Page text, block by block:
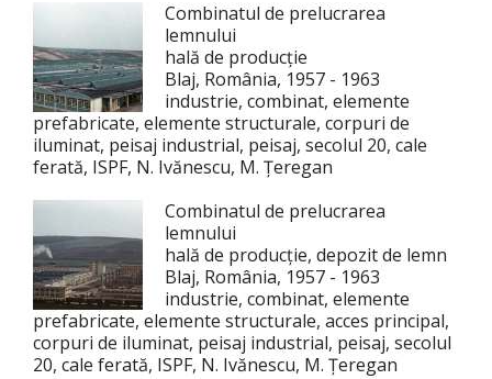
Combinatul de prelucrarea
lemnului
hală de producție
Blaj, România, 1957 - 1963
industrie, combinat, elemente
prefabricate, elemente structurale, corpuri de
iluminat, peisaj industrial, peisaj, secolul 20, cale
ferată, ISPF, N. Ivănescu, M. Țeregan
Combinatul de prelucrarea
lemnului
hală de producție, depozit de lemn
Blaj, România, 1957 - 1963
industrie, combinat, elemente
prefabricate, elemente structurale, acces principal,
corpuri de iluminat, peisaj industrial, peisaj, secolul
20, cale ferată, ISPF, N. Ivănescu, M. Țeregan